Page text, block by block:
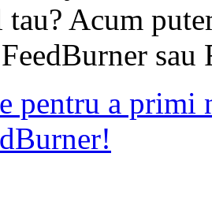
Acum
sau
pentru a primi